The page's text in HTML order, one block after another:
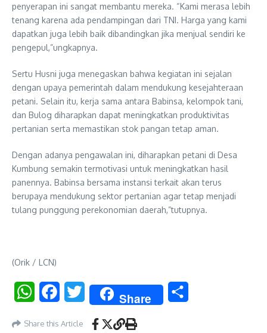
penyerapan ini sangat membantu mereka. “Kami merasa lebih
tenang karena ada pendampingan dari TNI. Harga yang kami
dapatkan juga lebih baik dibandingkan jika menjual sendiri ke
pengepul,”ungkapnya.
Sertu Husni juga menegaskan bahwa kegiatan ini sejalan
dengan upaya pemerintah dalam mendukung kesejahteraan
petani. Selain itu, kerja sama antara Babinsa, kelompok tani,
dan Bulog diharapkan dapat meningkatkan produktivitas
pertanian serta memastikan stok pangan tetap aman.
Dengan adanya pengawalan ini, diharapkan petani di Desa
Kumbung semakin termotivasi untuk meningkatkan hasil
panennya. Babinsa bersama instansi terkait akan terus
berupaya mendukung sektor pertanian agar tetap menjadi
tulang punggung perekonomian daerah,”tutupnya.
(Orik / LCN)
WhatsAppFacebookTwitter Share
Share this Article